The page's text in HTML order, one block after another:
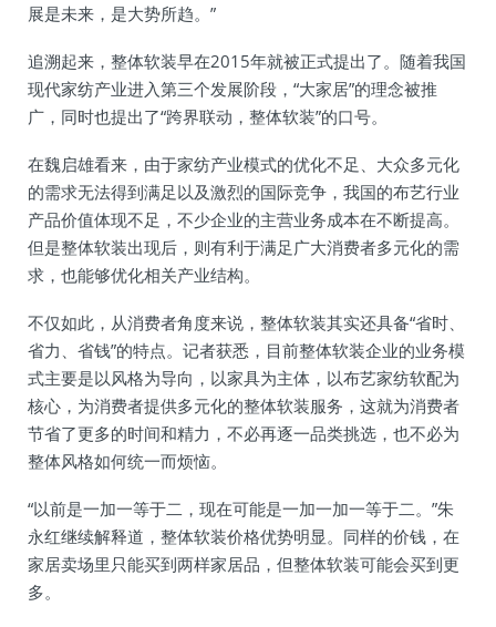
展是未来，是大势所趋。”
追溯起来，整体软装早在2015年就被正式提出了。随着我国
现代家纺产业进入第三个发展阶段，“大家居”的理念被推
广，同时也提出了“跨界联动，整体软装”的口号。
在魏启雄看来，由于家纺产业模式的优化不足、大众多元化
的需求无法得到满足以及激烈的国际竞争，我国的布艺行业
产品价值体现不足，不少企业的主营业务成本在不断提高。
但是整体软装出现后，则有利于满足广大消费者多元化的需
求，也能够优化相关产业结构。
不仅如此，从消费者角度来说，整体软装其实还具备“省时、
省力、省钱”的特点。记者获悉，目前整体软装企业的业务模
式主要是以风格为导向，以家具为主体，以布艺家纺软配为
核心，为消费者提供多元化的整体软装服务，这就为消费者
节省了更多的时间和精力，不必再逐一品类挑选，也不必为
整体风格如何统一而烦恼。
“以前是一加一等于二，现在可能是一加一加一等于二。”朱
永红继续解释道，整体软装价格优势明显。同样的价钱，在
家居卖场里只能买到两样家居品，但整体软装可能会买到更
多。